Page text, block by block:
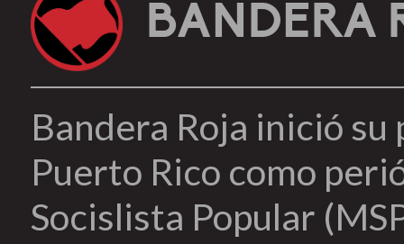
BANDERA
Bandera Roja inició
Puerto Rico como
Socislista Popular